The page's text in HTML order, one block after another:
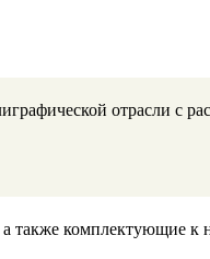
отрасли с
также комплектующие к